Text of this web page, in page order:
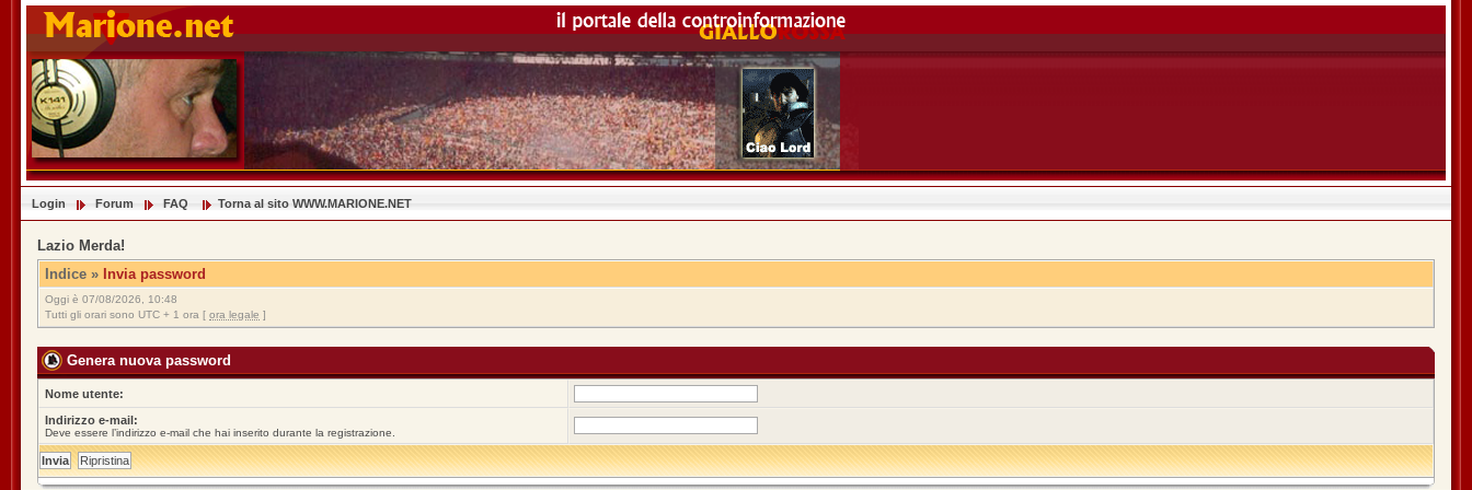
Login Forum FAQ Torna al sito WWW.MARIONE.NET
Lazio Merda!
Indice » Invia password
Oggi è 07/08/2026, 10:48
Tutti gli orari sono UTC + 1 ora [ ora legale ]
Genera nuova password
Nome utente:
Indirizzo e-mail:
Deve essere l’indirizzo e-mail che hai inserito durante la registrazione.